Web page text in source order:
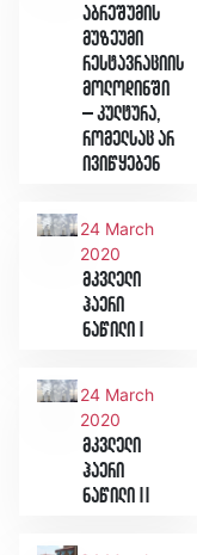
აბრეშუმის
მუზეუმი
რესტავრაციის
მოლოდინში
– კულტურა,
რომელსაც არ
ივიწყებენ
24 March
2020
მკვლელი
ჰაერი
ნაწილი I
24 March
2020
მკვლელი
ჰაერი
ნაწილი II